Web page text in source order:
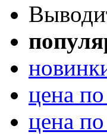
цена
цена